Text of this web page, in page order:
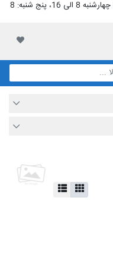
• شنبه تا چهارشنبه 8 الی 16، پنج شنبه: 8
لیست